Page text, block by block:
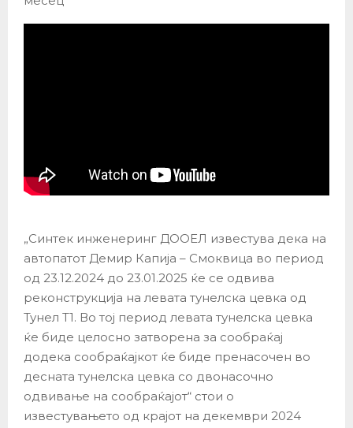
„Синтек инженеринг ДООЕЛ известува дека на
автопатот Демир Капија – Смоквица во период
од 23.12.2024 до 23.01.2025 ќе се одвива
реконструкција на левата тунелска цевка од
Тунел Т1. Во тој период левата тунелска цевка
ќе биде целосно затворена за сообраќај
додека сообраќајкот ќе биде пренасочен во
десната тунелска цевка со двонасочно
одвивање на сообраќајот“ стои о
известувањето од крајот на декември 2024